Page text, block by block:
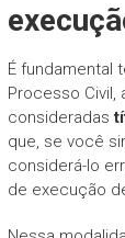
É fundamental
Processo Civil,
consideradas
que, se você
considerá-lo
de execução